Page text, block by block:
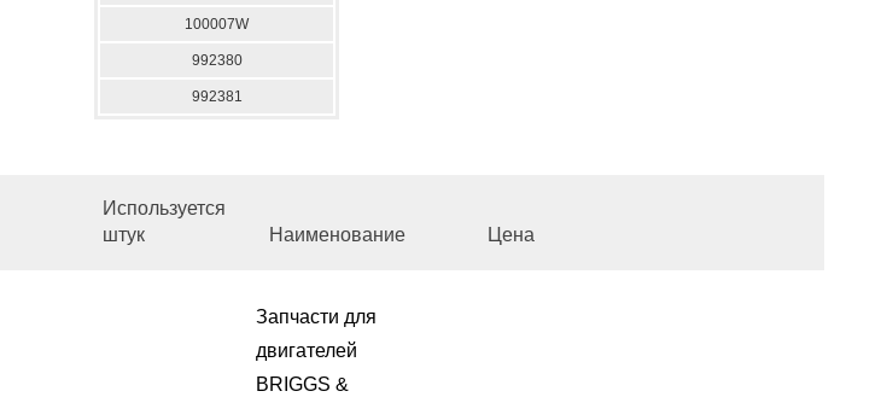
100007W
992380
992381
Используется
штук
Наименование Цена
Запчасти для
двигателей
BRIGGS &